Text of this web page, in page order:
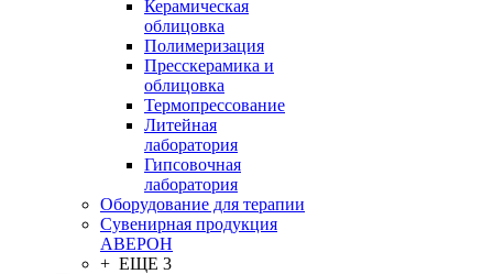
Керамическая
облицовка
Полимеризация
Пресскерамика и
облицовка
Термопрессование
Литейная
лаборатория
Гипсовочная
лаборатория
Оборудование для терапии
Сувенирная продукция
АВЕРОН
+ ЕЩЕ 3